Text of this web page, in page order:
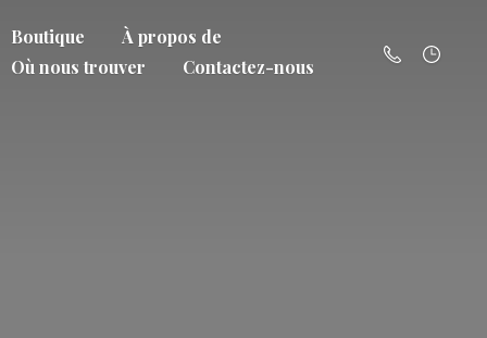
Boutique
À propos de
Où nous trouver
Contactez-nous